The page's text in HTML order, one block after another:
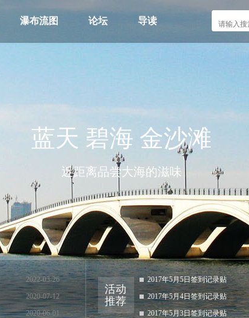
瀑布流图 论坛 导读
群组 动态 淘帖 日志
2022-03-26
2020-07-12
2020-06-01
活动
推荐
2017年5月5日签到记录贴
2017年5月4日签到记录贴
2017年5月3日签到记录贴
蓝天 碧海 金沙滩
近距离品尝大海的滋味